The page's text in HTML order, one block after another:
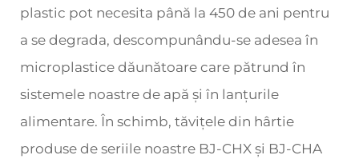
plastic pot necesita până la 450 de ani pentru
a se degrada, descompunându-se adesea în
microplastice dăunătoare care pătrund în
sistemele noastre de apă și în lanțurile
alimentare. În schimb, tăvițele din hârtie
produse de seriile noastre BJ-CHX și BJ-CHA